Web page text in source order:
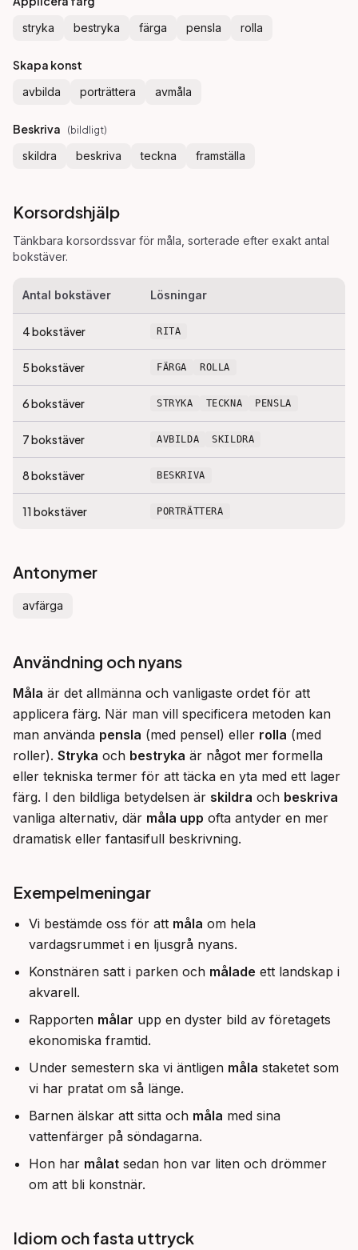
stryka bestryka färga pensla rolla
Skapa konst
avbilda porträttera avmåla
Beskriva (bildligt)
skildra beskriva teckna framställa
Korsordshjälp
Tänkbara korsordssvar för måla , sorterade efter exakt antal
bokstäver.
Antal bokstäver Lösningar
4bokstäver RITA
5bokstäver FÄRGA ROLLA
6bokstäver STRYKA TECKNA PENSLA
7bokstäver AVBILDA SKILDRA
8bokstäver BESKRIVA
11 bokstäver PORTRÄTTERA
Antonymer
avfärga
Användning och nyans
Måla är det allmänna och vanligaste ordet för att
applicera färg. När man vill specificera metoden kan
man använda pensla (med pensel) eller rolla (med
roller). Stryka och bestryka är något mer formella
eller tekniska termer för att täcka en yta med ett lager
färg. I den bildliga betydelsen är skildra och beskriva
vanliga alternativ, där måla upp ofta antyder en mer
dramatisk eller fantasifull beskrivning.
Exempelmeningar
Vi bestämde oss för att måla om hela
vardagsrummet i en ljusgrå nyans.
Konstnären satt i parken och målade ett landskap i
akvarell.
Rapporten målar upp en dyster bild av företagets
ekonomiska framtid.
Under semestern ska vi äntligen måla staketet som
vi har pratat om så länge.
Barnen älskar att sitta och måla med sina
vattenfärger på söndagarna.
Hon har målat sedan hon var liten och drömmer
om att bli konstnär.
Idiom och fasta uttryck